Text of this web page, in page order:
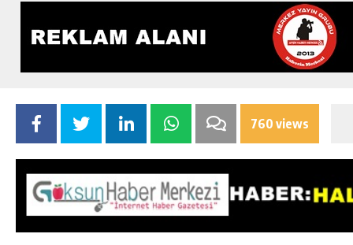
760 views